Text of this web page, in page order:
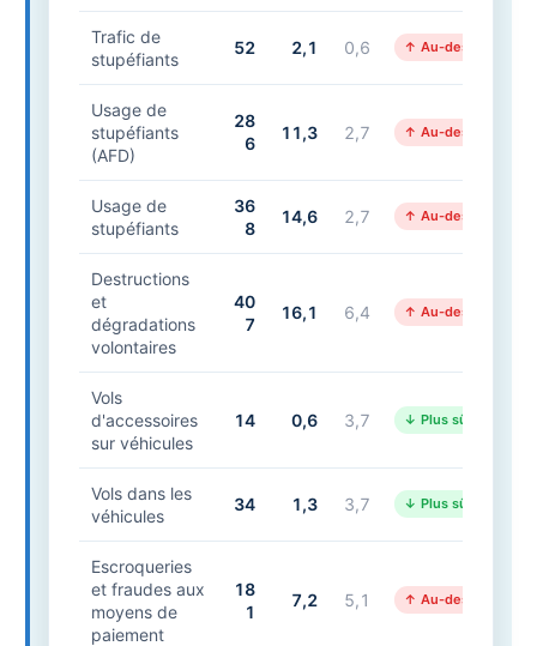
Trafic de
stupéfiants
52 2,1 0,6 ↑ Au-dessus
Usage de
stupéfiants
(AFD)
28
6
11,3 2,7 ↑ Au-dessus
Usage de
stupéfiants
36
8
14,6 2,7 ↑ Au-dessus
Destructions
et
dégradations
volontaires
40
7
16,1 6,4 ↑ Au-dessus
Vols
d'accessoires
sur véhicules
14 0,6 3,7 ↓ Plus sûr
Vols dans les
véhicules
34 1,3 3,7 ↓ Plus sûr
Escroqueries
et fraudes aux
moyens de
paiement
18
1
7,2 5,1 ↑ Au-dessus